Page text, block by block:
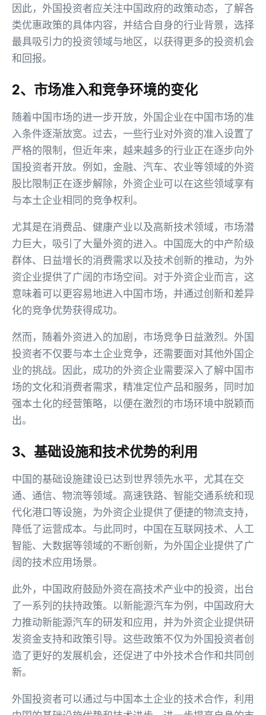
因此，外国投资者应关注中国政府的政策动态，了解各
类优惠政策的具体内容，并结合自身的行业背景，选择
最具吸引力的投资领域与地区，以获得更多的投资机会
和回报。
2、市场准入和竞争环境的变化
随着中国市场的进一步开放，外国企业在中国市场的准
入条件逐渐放宽。过去，一些行业对外资的准入设置了
严格的限制，但近年来，越来越多的行业正在逐步向外
国投资者开放。例如，金融、汽车、农业等领域的外资
股比限制正在逐步解除，外资企业可以在这些领域享有
与本土企业相同的竞争权利。
尤其是在消费品、健康产业以及高新技术领域，市场潜
力巨大，吸引了大量外资的进入。中国庞大的中产阶级
群体、日益增长的消费需求以及技术创新的推动，为外
资企业提供了广阔的市场空间。对于外资企业而言，这
意味着可以更容易地进入中国市场，并通过创新和差异
化的竞争优势获得成功。
然而，随着外资进入的加剧，市场竞争日益激烈。外国
投资者不仅要与本土企业竞争，还需要面对其他外国企
业的挑战。因此，成功的外资企业需要深入了解中国市
场的文化和消费者需求，精准定位产品和服务，同时加
强本土化的经营策略，以便在激烈的市场环境中脱颖而
出。
3、基础设施和技术优势的利用
中国的基础设施建设已达到世界领先水平，尤其在交
通、通信、物流等领域。高速铁路、智能交通系统和现
代化港口等设施，为外资企业提供了便捷的物流支持，
降低了运营成本。与此同时，中国在互联网技术、人工
智能、大数据等领域的不断创新，为外国企业提供了广
阔的技术应用场景。
此外，中国政府鼓励外资在高技术产业中的投资，出台
了一系列的扶持政策。以新能源汽车为例，中国政府大
力推动新能源汽车的研发和应用，并为外资企业提供研
发资金支持和政策引导。这些政策不仅为外国投资者创
造了更好的发展机会，还促进了中外技术合作和共同创
新。
外国投资者可以通过与中国本土企业的技术合作，利用